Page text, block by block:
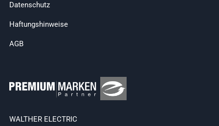
Datenschutz
Haftungshinweise
AGB
WALTHER ELECTRIC